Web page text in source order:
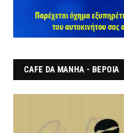
CAFE DA MANHA - ΒΕΡΟΙΑ